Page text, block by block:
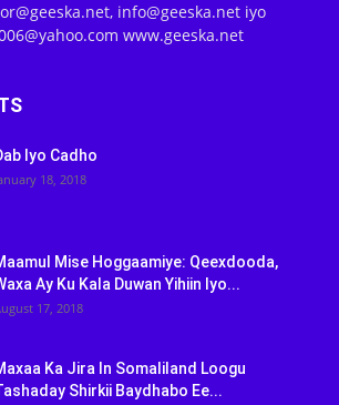
info@geeska.net iyo
www.geeska.net
Iyo Cadho
18, 2018
Mise Hoggaamiye: Qeexdooda,
Ay Ku Kala Duwan Yihiin Iyo...
17, 2018
Ka Jira In Somaliland Loogu
Shirkii Baydhabo Ee...